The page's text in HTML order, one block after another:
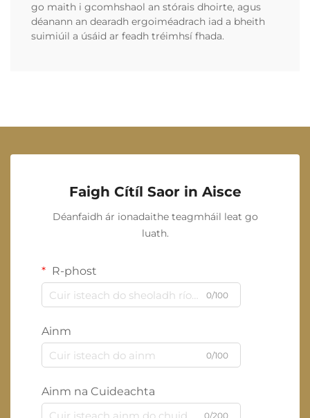
go maith i gcomhshaol an stórais dhoirte, agus
déanann an dearadh ergoiméadrach iad a bheith
suimiúil a úsáid ar feadh tréimhsí fhada.
Faigh Cítíl Saor in Aisce
Déanfaidh ár ionadaithe teagmháil leat go
luath.
R-phost
0/100
Ainm
0/100
Ainm na Cuideachta
0/200